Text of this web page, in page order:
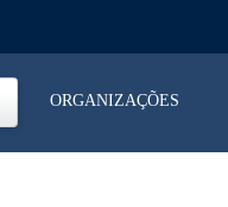
ORGANIZAÇÕES